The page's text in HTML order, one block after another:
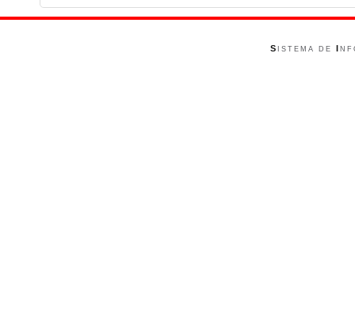
S ISTEMA DE I